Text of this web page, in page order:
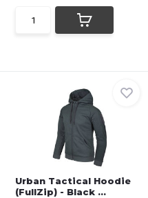
Urban Tactical Hoodie
(FullZip) - Black ...